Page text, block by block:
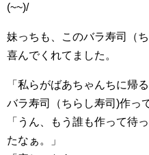
(~~)/
妹っちも、このバラ寿司（
喜んでくれてました。
「私らがばあちゃんちに帰
バラ寿司（ちらし寿司)作っ
「うん、もう誰も作って待
たなぁ。」